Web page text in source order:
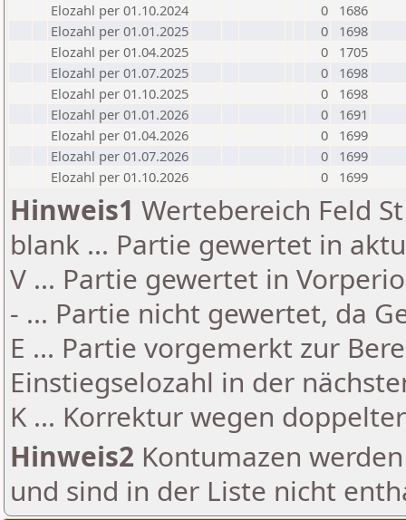
Elozahl per 01.10.2024
0
1686
Elozahl per 01.01.2025
0
1698
Elozahl per 01.04.2025
0
1705
Elozahl per 01.07.2025
0
1698
Elozahl per 01.10.2025
0
1698
Elozahl per 01.01.2026
0
1691
Elozahl per 01.04.2026
0
1699
Elozahl per 01.07.2026
0
1699
Elozahl per 01.10.2026
0 1699
Hinweis1 Wertebereich Feld
blank ... Partie gewertet in
V ... Partie gewertet in
- ... Partie nicht gewertet, da
E ... Partie vorgemerkt zur
Einstiegselozahl in der
K ... Korrektur wegen
Hinweis2 Kontumazen
und sind in der Liste nicht